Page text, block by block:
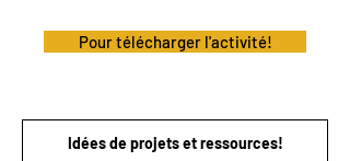
Pour télécharger l'activité!
Idées de projets et ressources!